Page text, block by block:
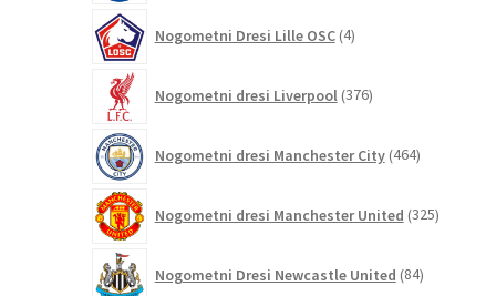
Nogometni Dresi Lille OSC 4izdelki
Nogometni dresi Liverpool 376izdelkov
Nogometni dresi Manchester City 464izdelkov
Nogometni dresi Manchester United 325izdelkov
Nogometni Dresi Newcastle United 84izdelkov